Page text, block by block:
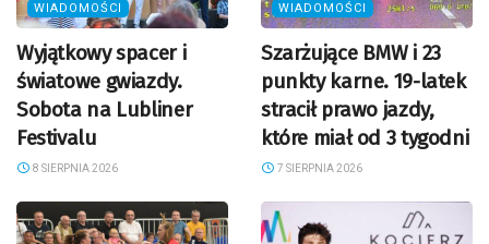
WIADOMOŚCI
Wyjątkowy spacer i
światowe gwiazdy.
Sobota na Lubliner
Festivalu
8 SIERPNIA 2026
WIADOMOŚCI
Szarżujące BMW i 23
punkty karne. 19-latek
stracił prawo jazdy,
które miał od 3 tygodni
7 SIERPNIA 2026